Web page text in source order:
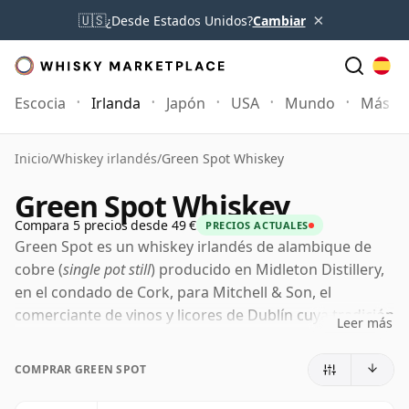
🇺🇸¿Desde Estados Unidos?Cambiar ×
Escocia Irlanda Japón USA Mundo Más
Inicio/Whiskey irlandés/Green Spot Whiskey
Green Spot Whiskey
Compara 5 precios desde 49 € PRECIOS ACTUALES
Green Spot es un whiskey irlandés de alambique de
cobre (single pot still) producido en Midleton Distillery,
en el condado de Cork, para Mitchell & Son, el
comerciante de vinos y licores de Dublín cuya tradición
XIX. Actualmente integrado en la familia Spot, sigue
Leer más
COMPRAR GREEN SPOT